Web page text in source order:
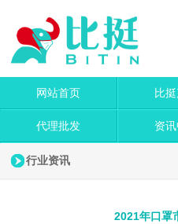
网站首页 比
代理批发 资
行业资讯
2021年口罩